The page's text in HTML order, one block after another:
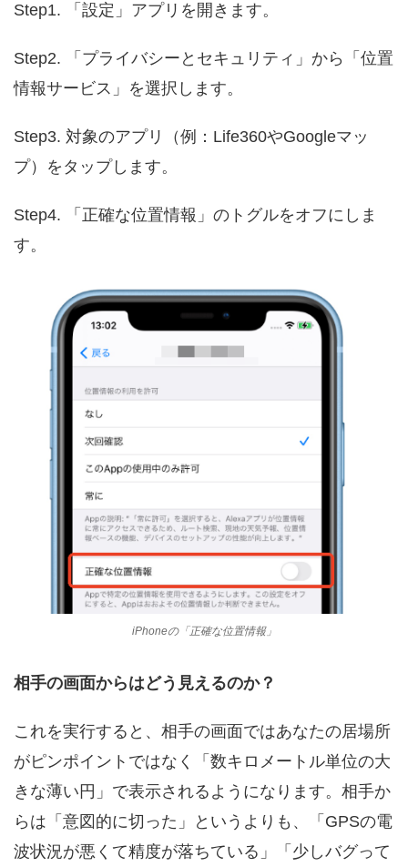
Step1. 「設定」アプリを開きます。
Step2. 「プライバシーとセキュリティ」から「位置
情報サービス」を選択します。
Step3. 対象のアプリ（例：Life360やGoogleマッ
プ）をタップします。
Step4. 「正確な位置情報」のトグルをオフにしま
す。
iPhoneの「正確な位置情報」
相手の画面からはどう見えるのか？
これを実行すると、相手の画面ではあなたの居場所
がピンポイントではなく「数キロメートル単位の大
きな薄い円」で表示されるようになります。相手か
らは「意図的に切った」というよりも、「GPSの電
波状況が悪くて精度が落ちている」「少しバグって